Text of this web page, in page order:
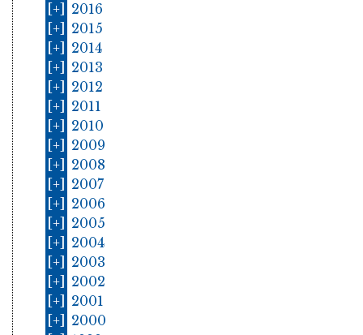
[+]
2016
[+]
2015
[+]
2014
[+]
2013
[+]
2012
[+]
2011
[+]
2010
[+]
2009
[+]
2008
[+]
2007
[+]
2006
[+]
2005
[+]
2004
[+]
2003
[+]
2002
[+]
2001
[+]
2000